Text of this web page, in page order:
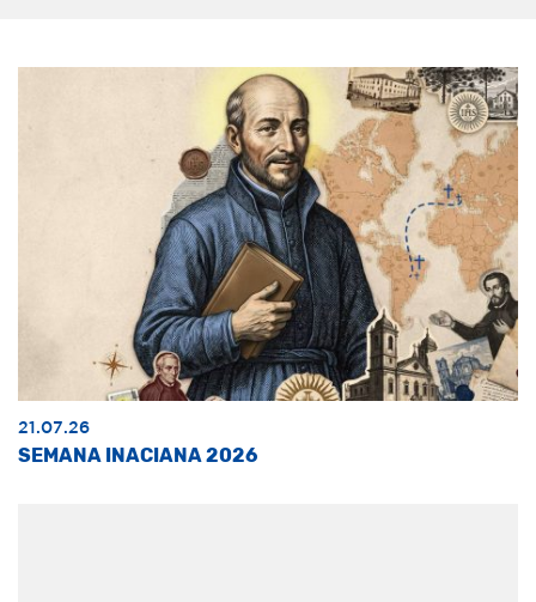
21.07.26
SEMANA INACIANA 2026